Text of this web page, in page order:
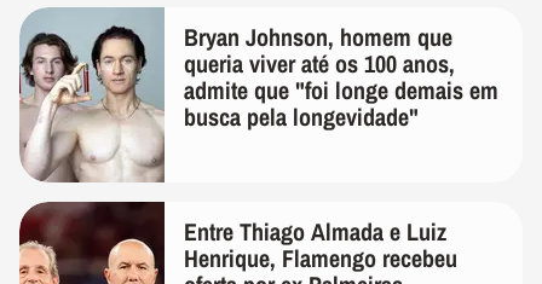
Bryan Johnson, homem que
queria viver até os 100 anos,
admite que "foi longe demais em
busca pela longevidade"
Entre Thiago Almada e Luiz
Henrique, Flamengo recebeu